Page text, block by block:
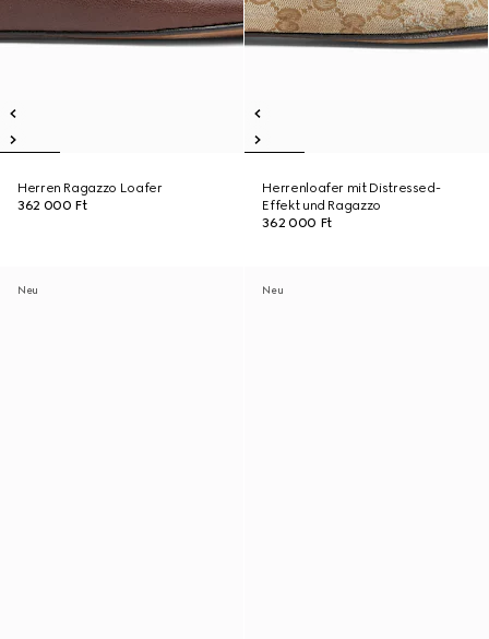
Herren Ragazzo Loafer
362 000 Ft
Herrenloafer mit Distressed-
Effekt und Ragazzo
362 000 Ft
Neu Neu